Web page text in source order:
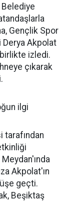
Gençlik Spor
Derya Akpolat
izledi.
çıkarak
ilgi
tarafından
Akpolat'ın
geçti.
Beşiktaş